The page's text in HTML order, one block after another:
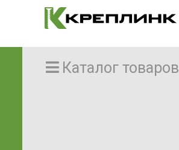
Каталог товаров